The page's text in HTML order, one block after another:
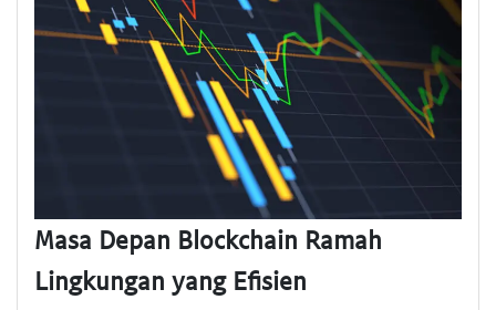
Masa Depan Blockchain Ramah
Lingkungan yang Efisien